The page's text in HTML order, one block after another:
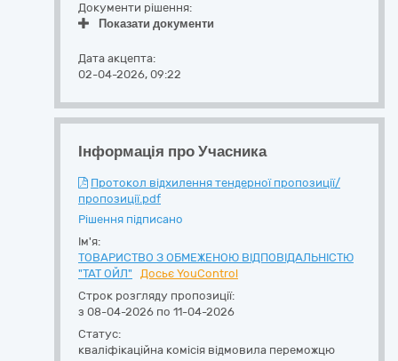
Документи рішення:
Показати документи
Дата акцепта:
02-04-2026, 09:22
Інформація про Учасника
Протокол відхилення тендерної пропозиції/
пропозиції.pdf
Рішення підписано
Ім'я:
ТОВАРИСТВО З ОБМЕЖЕНОЮ ВІДПОВІДАЛЬНІСТЮ
"ТАТ ОЙЛ"
Досьє YouControl
Строк розгляду пропозиції:
з 08-04-2026 по 11-04-2026
Статус:
кваліфікаційна комісія відмовила переможцю